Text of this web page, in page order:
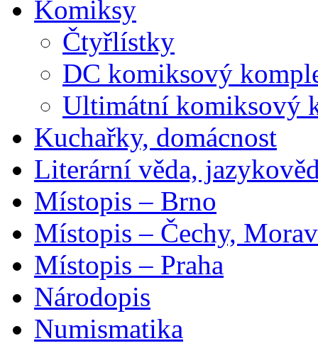
Komiksy
Čtyřlístky
DC komiksový
Ultimátní komiksový
Kuchařky, domácnost
Literární věda,
Místopis – Brno
Místopis – Čechy,
Místopis – Praha
Národopis
Numismatika